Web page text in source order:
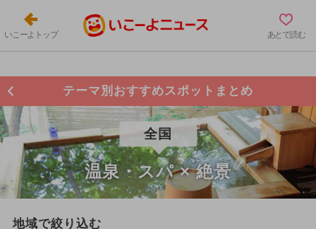
いこーよトップ あとで読む
テーマ別おすすめスポットまとめ
全国
温泉・スパ × 絶景
地域で絞り込む